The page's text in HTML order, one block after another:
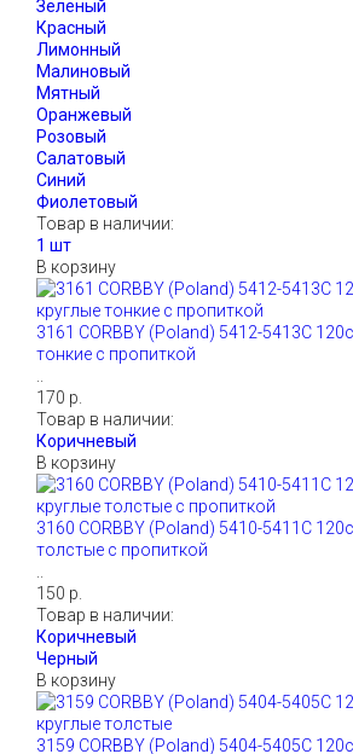
Товар в наличии:
В корзину
3161 CORBBY (Poland) 5412-5413С
тонкие с пропиткой
170 р.
Товар в наличии:
В корзину
3160 CORBBY (Poland) 5410-5411С
толстые с пропиткой
150 р.
Товар в наличии:
В корзину
3159 CORBBY (Poland) 5404-5405С